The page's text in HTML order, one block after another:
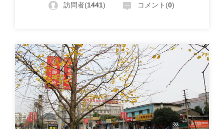
訪問者(1441) コメント(0)